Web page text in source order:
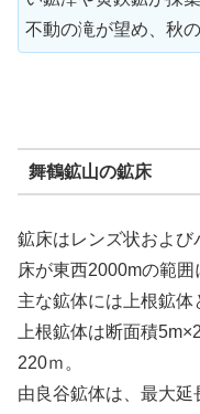
不動の滝が望め、秋
舞鶴鉱山の鉱床
鉱床はレンズ状およ
床が東西2000mの範囲
主な鉱体には上根鉱体
上根鉱体は断面積
220ｍ。
由良谷鉱体は、最大